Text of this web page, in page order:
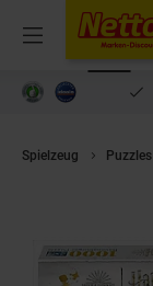
Menü
Spielzeug Puzzles